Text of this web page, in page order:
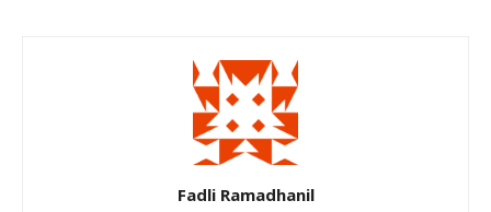
Fadli Ramadhanil